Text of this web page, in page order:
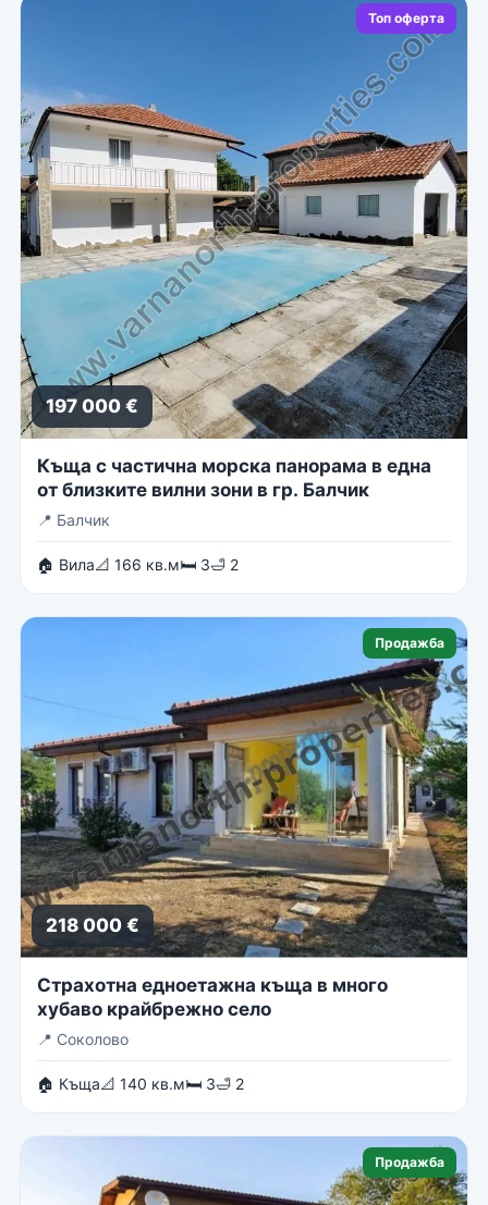
Топ оферта
197 000 €
Къща с частична морска панорама в една
от близките вилни зони в гр. Балчик
📍 Балчик
🏠 Вила📐 166 кв.м🛏 3🛁 2
Продажба
218 000 €
Страхотна едноетажна къща в много
хубаво крайбрежно село
📍 Соколово
🏠 Къща📐 140 кв.м🛏 3🛁 2
Продажба